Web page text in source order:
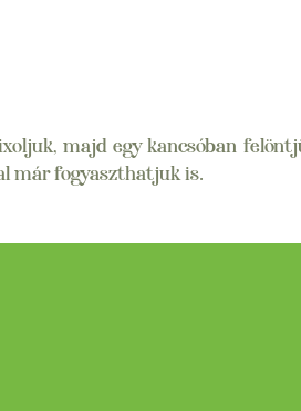
majd egy kancsóban
már fogyaszthatjuk is.